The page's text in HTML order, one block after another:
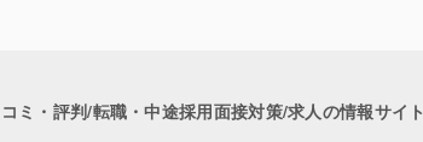
ミ・評判/転職・中途採用面接対策/求人の情報サイト